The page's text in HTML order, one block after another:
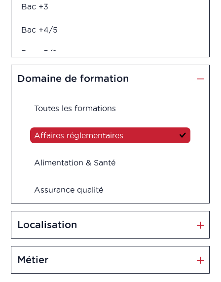
Bac +3
Bac +4/5
Bac +5/6
Diplôme d'ingénieur
Domaine de formation
Toutes les formations
Affaires réglementaires
Alimentation & Santé
Assurance qualité
Contrôle qualité
Cosmétiques
Localisation
Métier